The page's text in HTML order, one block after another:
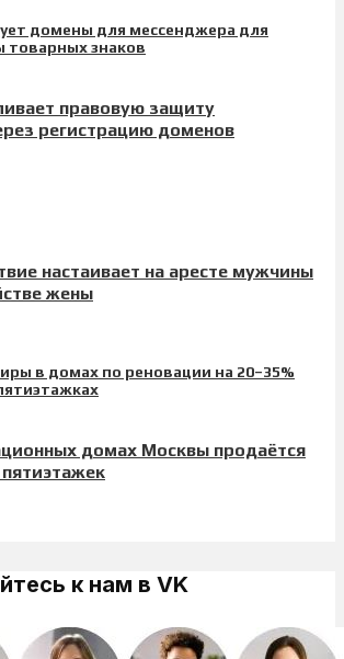
правовую защиту
регистрацию доменов
настаивает на аресте мужчины
жены
домах Москвы продаётся
к нам в VK